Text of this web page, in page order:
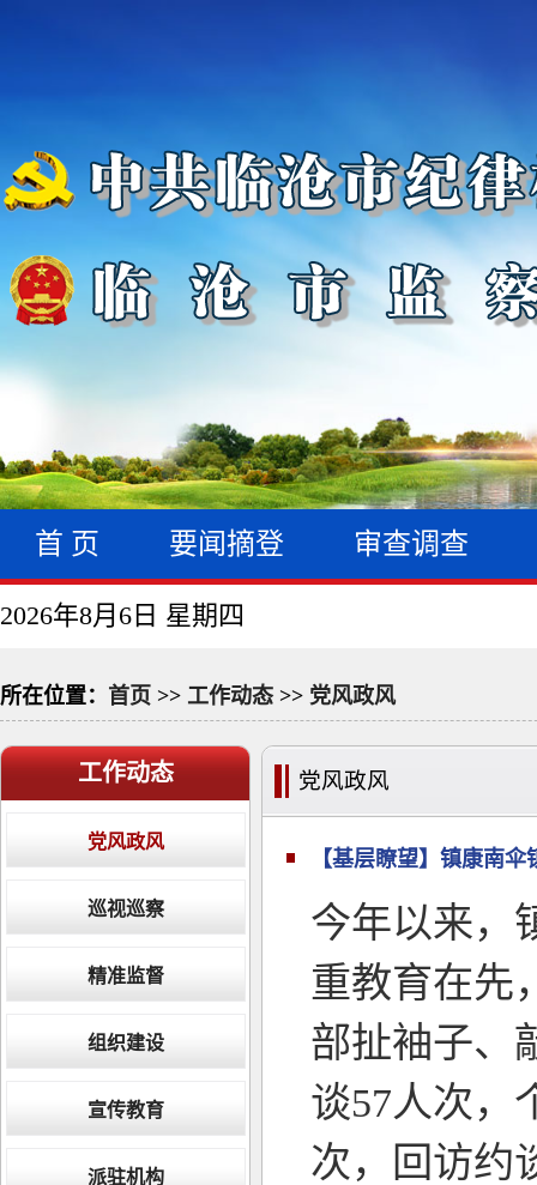
首 页 要闻摘登 审查调查
2026年8月6日 星期四
所在位置： 首页 >> 工作动态 >> 党风政风
工作动态
党风政风
巡视巡察
精准监督
组织建设
宣传教育
派驻机构
党风政风
【基层瞭望】镇康南
今年以来，
重教育在先
部扯袖子、
谈57人次，
次，回访约